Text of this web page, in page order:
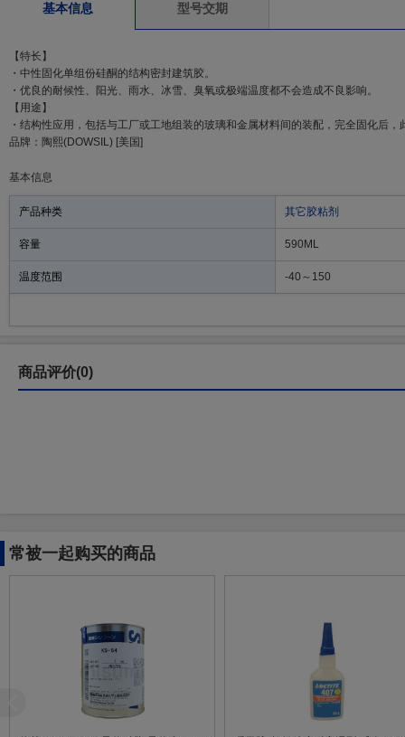
基本信息 型号交期
【特长】
・中性固化单组份硅酮的结构密封建筑胶。
・优良的耐候性、阳光、雨水、冰雪、臭氧或极端温度都不会造成不良影响。
【用途】
・结构性应用，包括与工厂或工地组装的玻璃和金属材料间的装配，完全固化后
品牌：陶熙(DOWSIL) [美国]
基本信息
产品种类 其它胶粘剂
容量 590ML
温度范围 -40～150
商品评价(0)
常被一起购买的商品